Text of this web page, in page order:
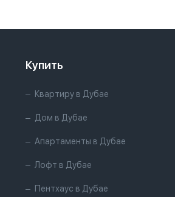
Купить
Квартиру в Дубае
Дом в Дубае
Апартаменты в Дубае
Лофт в Дубае
Пентхаус в Дубае